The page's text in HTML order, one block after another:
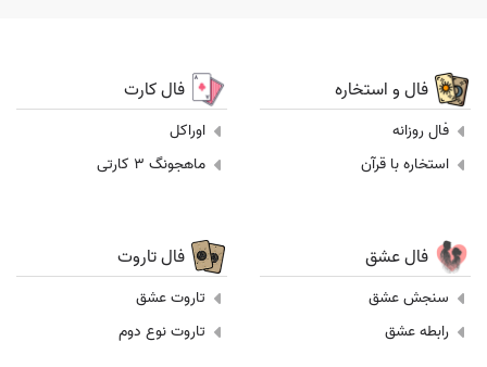
فال و استخاره
فال روزانه
استخاره با قرآن
فال کارت
اوراکل
ماهجونگ 3 کارتی
فال عشق
سنجش عشق
رابطه عشق
فال تاروت
تاروت عشق
تاروت نوع دوم